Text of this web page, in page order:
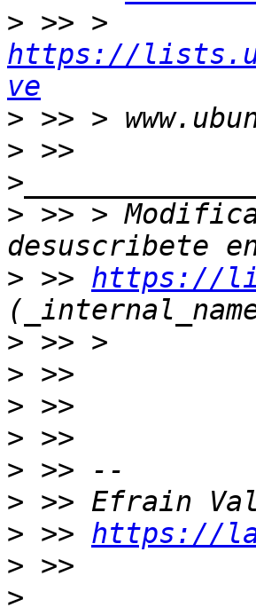
>
https://
ve
>
> >>
> >> >
> >> https://
>
>
>
>
>
>
> >> https://
>
>